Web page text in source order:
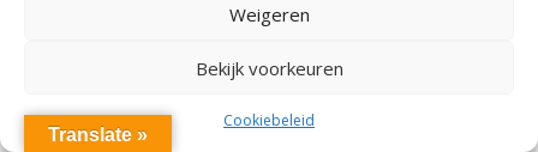
Weigeren
Bekijk voorkeuren
Cookiebeleid
Translate »